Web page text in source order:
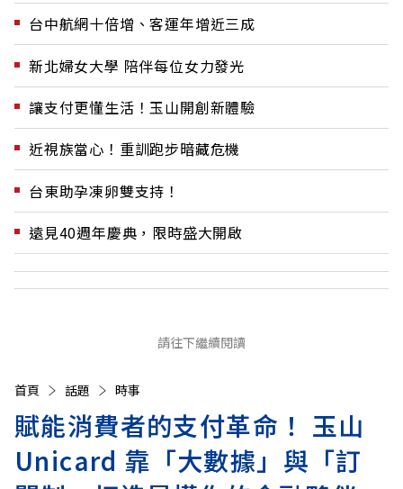
台中航網十倍增、客運年增近三成
新北婦女大學 陪伴每位女力發光
讓支付更懂生活！玉山開創新體驗
近視族當心！重訓跑步暗藏危機
台東助孕凍卵雙支持！
遠見40週年慶典，限時盛大開啟
請往下繼續閱讀
首頁 話題 時事
賦能消費者的支付革命！ 玉山
Unicard 靠「大數據」與「訂